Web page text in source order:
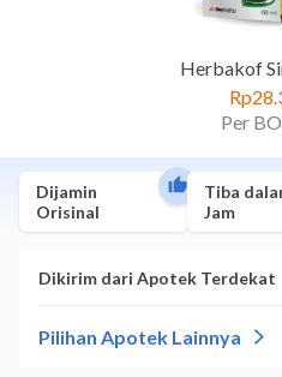
Herbakof
Per
Dijamin
Orisinal
Tiba
Jam